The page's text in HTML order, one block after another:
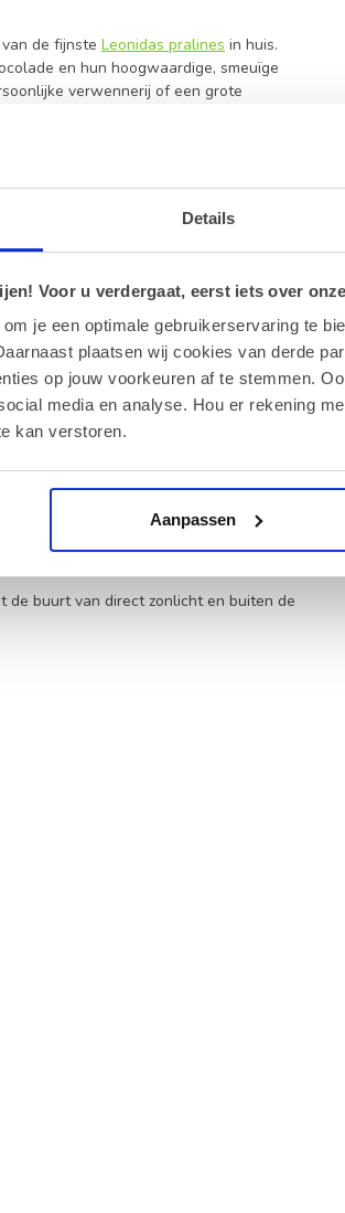
Details
Voor u verdergaat, eerst iets over
je een optimale gebruikerservaring te
plaatsen wij cookies van derde
op jouw voorkeuren af te stemmen.
media en analyse. Hou er rekening
kan verstoren.
Aanpassen
de fijnste Leonidas pralines in huis.
en hun hoogwaardige, smeuïge
verwennerij of een grote
wils. Ontdek ook onze andere heerlijke
weer verrast. Dankzij het gebruik van
een verantwoord product dat volledig in
zeevruchten
en hun hoogwaardige, smeuïge
witte chocolade voor een gebalanceerde
palmolie in de recepturen.
voor vegetariërs.
de buurt van direct zonlicht en buiten de